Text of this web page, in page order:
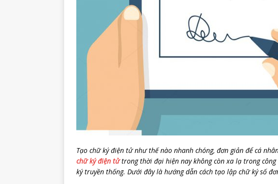
Tạo chữ ký điện tử như thế nào nhanh chóng, đơn giản để cá
chữ ký điện tửtrong thời đại hiện nay không còn xa lạ trong
ký truyền thống. Dưới đây là hướng dẫn cách tạo lập chữ ký số